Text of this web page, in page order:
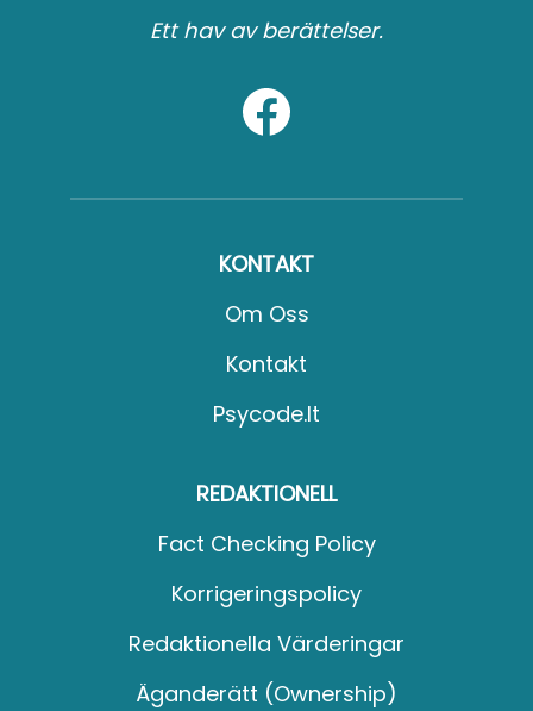
Ett hav av berättelser.
KONTAKT
Om Oss
Kontakt
Psycode.it
REDAKTIONELL
Fact Checking Policy
Korrigeringspolicy
Redaktionella Värderingar
Äganderätt (Ownership)